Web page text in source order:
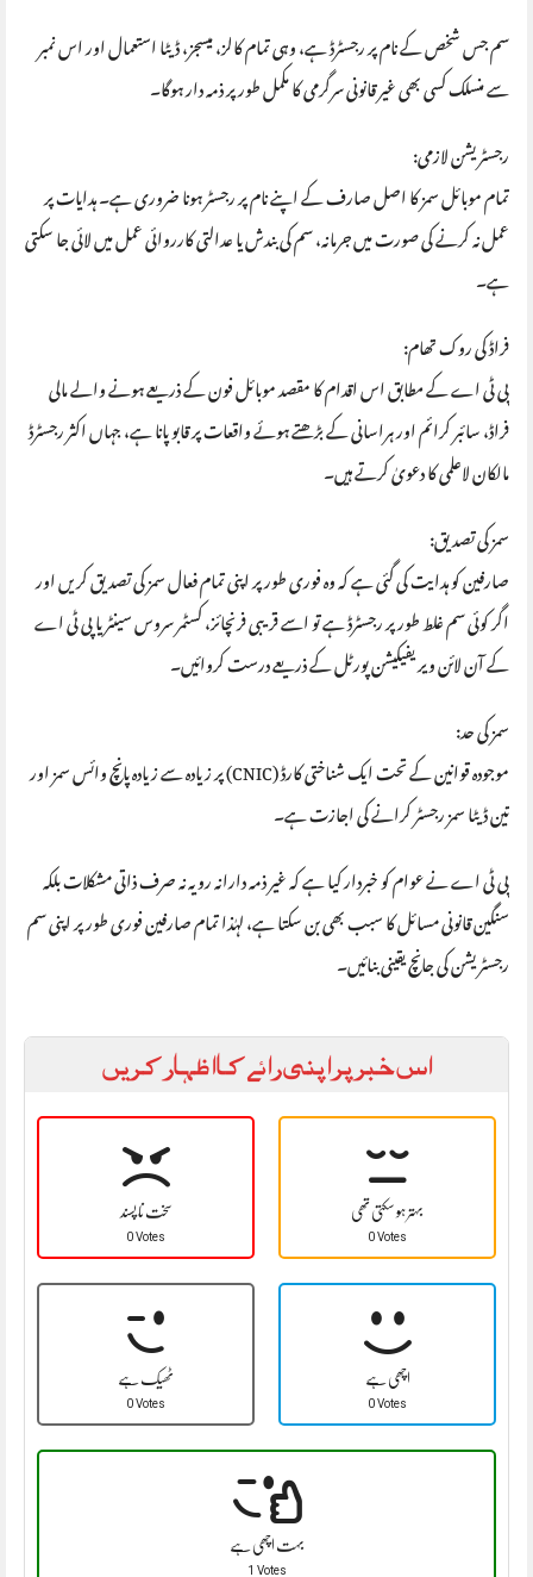
سم جس شخص کے نام پر رجسٹرڈ ہے، وہی تمام کالز، میسجز، ڈیٹا استعمال اور اس نمبر
سے منسلک کسی بھی غیر قانونی سرگرمی کا مکمل طور پر ذمہ دار ہوگا۔
رجسٹریشن لازمی:
تمام موبائل سمز کا اصل صارف کے اپنے نام پر رجسٹر ہونا ضروری ہے۔ ہدایات پر
عمل نہ کرنے کی صورت میں جرمانہ، سم کی بندش یا عدالتی کارروائی عمل میں لائی جا سکتی
ہے۔
فراڈ کی روک تھام:
پی ٹی اے کے مطابق اس اقدام کا مقصد موبائل فون کے ذریعے ہونے والے مالی
فراڈ، سائبر کرائم اور ہراسانی کے بڑھتے ہوئے واقعات پر قابو پانا ہے، جہاں اکثر رجسٹرڈ
مالکان لاعلمی کا دعویٰ کرتے ہیں۔
سمز کی تصدیق:
صارفین کو ہدایت کی گئی ہے کہ وہ فوری طور پر اپنی تمام فعال سمز کی تصدیق کریں اور
اگر کوئی سم غلط طور پر رجسٹرڈ ہے تو اسے قریبی فرنچائز، کسٹمر سروس سینٹر یا پی ٹی اے
کے آن لائن ویریفیکیشن پورٹل کے ذریعے درست کروائیں۔
سمز کی حد:
موجودہ قوانین کے تحت ایک شناختی کارڈ (CNIC) پر زیادہ سے زیادہ پانچ وائس سمز اور
تین ڈیٹا سمز رجسٹر کرانے کی اجازت ہے۔
پی ٹی اے نے عوام کو خبردار کیا ہے کہ غیر ذمہ دارانہ رویہ نہ صرف ذاتی مشکلات بلکہ
سنگین قانونی مسائل کا سبب بھی بن سکتا ہے، لہٰذا تمام صارفین فوری طور پر اپنی سم
رجسٹریشن کی جانچ یقینی بنائیں۔
اس خبر پر اپنی رائے کا اظہار کریں
سخت نا پسند
0 Votes
بہتر ہو سکتی تھی
0 Votes
ٹھیک ہے
0 Votes
اچھی ہے
0 Votes
بہت اچھی ہے
1 Votes